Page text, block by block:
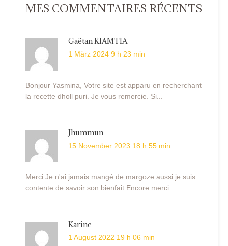
MES COMMENTAIRES RÉCENTS
Gaëtan KIAMTIA
1 März 2024 9 h 23 min
Bonjour Yasmina, Votre site est apparu en recherchant
la recette dholl puri. Je vous remercie. Si...
Jhummun
15 November 2023 18 h 55 min
Merci Je n'ai jamais mangé de margoze aussi je suis
contente de savoir son bienfait Encore merci
Karine
1 August 2022 19 h 06 min